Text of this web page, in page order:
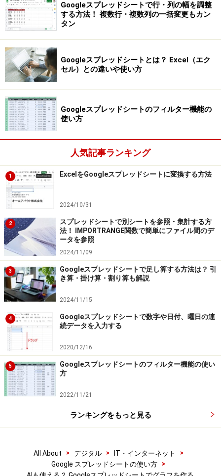
3.範囲を選択したら、ツールバーの［グラフを挿入］を
クリックします。または、メニューで［挿入］－［グラ
フ］を選択してもかまいません。
Googleスプレッドシートで行・列の幅を調整
する方法！ 複数行・複数列の一括変更もカン
タン
Googleスプレッドシートとは？ Excel（エク
セル）との違いや使い方
Googleスプレッドシートのフィルター機能の
使い方
人気記事ランキング
1 ExcelをGoogleスプレッドシートに変換する方法
2024/10/31
2
スプレッドシートで別シートを参照・集計する方
法！ IMPORTRANGE関数で簡単にファイル間のデ
ータを参照
2024/11/09
3
Googleスプレッドシートで足し算する方法は？ 引
き算・掛け算・割り算も解説
2024/11/15
4
Googleスプレッドシートで数字や日付、曜日の連
続データを入力する
2020/12/16
5
Googleスプレッドシートのフィルター機能の使い
方
2022/11/21
ランキングをもっと見る
All About > デジタル > IT・インターネット
>
Google スプレッドシートの使い方
>